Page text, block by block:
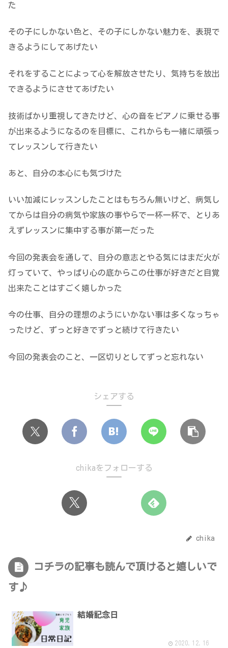
た
その子にしかない色と、その子にしかない魅力を、表現で
きるようにしてあげたい
それをすることによって心を解放させたり、気持ちを放出
できるようにさせてあげたい
技術ばかり重視してきたけど、心の音をピアノに乗せる事
が出来るようになるのを目標に、これからも一緒に頑張っ
てレッスンして行きたい
あと、自分の本心にも気づけた
いい加減にレッスンしたことはもちろん無いけど、病気し
てからは自分の病気や家族の事やらで一杯一杯で、とりあ
えずレッスンに集中する事が第一だった
今回の発表会を通して、自分の意志とやる気にはまだ火が
灯っていて、やっぱり心の底からこの仕事が好きだと自覚
出来たことはすごく嬉しかった
今の仕事、自分の理想のようにいかない事は多くなっちゃ
ったけど、ずっと好きでずっと続けて行きたい
今回の発表会のこと、一区切りとしてずっと忘れない
シェアする
chikaをフォローする
chika
コチラの記事も読んで頂けると嬉しいで
す♪
結婚記念日
2020.12.16